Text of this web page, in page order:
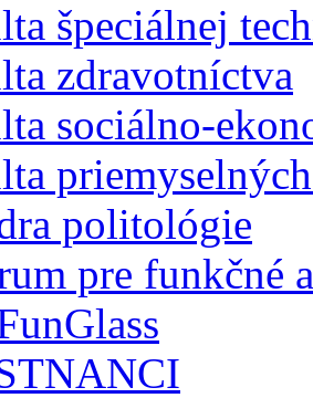
špeciálnej
zdravotníctva
sociálno-
politológie
pre funkčné